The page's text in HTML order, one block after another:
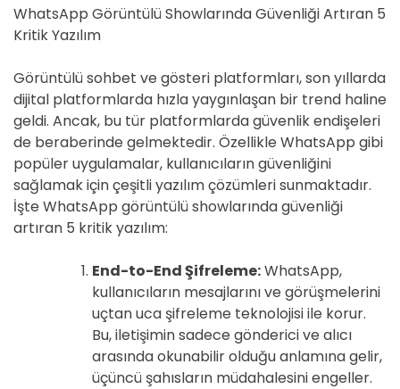
WhatsApp Görüntülü Showlarında Güvenliği Artıran 5
Kritik Yazılım
Görüntülü sohbet ve gösteri platformları, son yıllarda
dijital platformlarda hızla yaygınlaşan bir trend haline
geldi. Ancak, bu tür platformlarda güvenlik endişeleri
de beraberinde gelmektedir. Özellikle WhatsApp gibi
popüler uygulamalar, kullanıcıların güvenliğini
sağlamak için çeşitli yazılım çözümleri sunmaktadır.
İşte WhatsApp görüntülü showlarında güvenliği
artıran 5 kritik yazılım:
End-to-End Şifreleme:WhatsApp,
kullanıcıların mesajlarını ve görüşmelerini
uçtan uca şifreleme teknolojisi ile korur.
Bu, iletişimin sadece gönderici ve alıcı
arasında okunabilir olduğu anlamına gelir,
üçüncü şahısların müdahalesini engeller.